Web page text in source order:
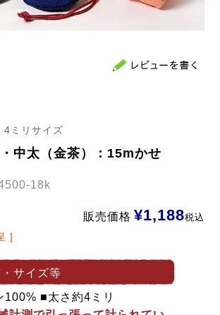
4ミリサイズ
中太（金茶）：15mかせ
18k
販売価格 ¥1,188税込
]
サイズ等
100% ■太さ約4ミリ